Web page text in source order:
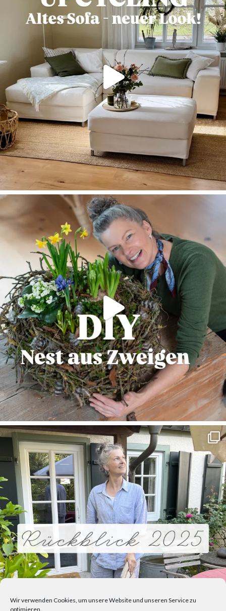
Wir verwenden Cookies, um unsere Website und unseren Service zu
optimieren.